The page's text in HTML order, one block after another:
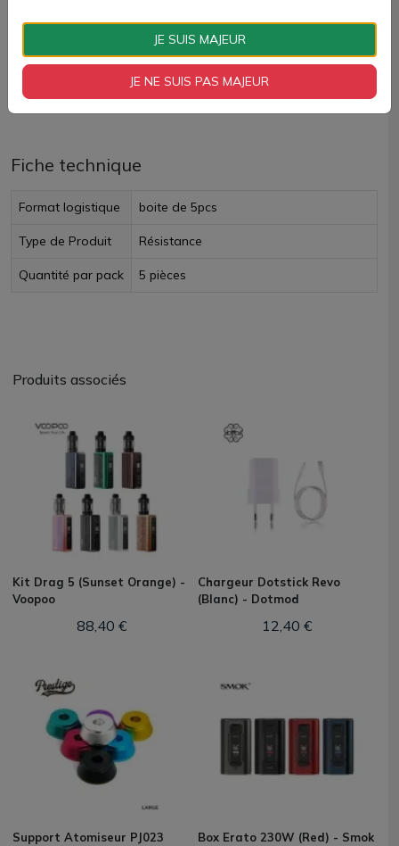
Livraison rapide
Fiche technique
Format logistique boite de 5pcs
Type de Produit Résistance
Quantité par pack 5 pièces
Produits associés
Kit Drag 5 (Sunset Orange) -
Voopoo
88,40 €
Chargeur Dotstick Revo
(Blanc) - Dotmod
12,40 €
Support Atomiseur PJ023
Box Erato 230W (Red) - Smok
JE SUIS MAJEUR
JE NE SUIS PAS MAJEUR